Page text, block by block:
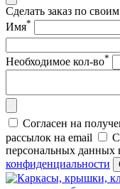
Сделать заказ по
Имя*
Необходимое кол-во*
Согласен на
рассылок на email
персональных данных
конфиденциальности